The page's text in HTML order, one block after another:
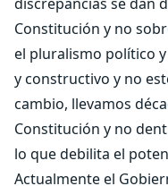
Constitución y no
el pluralismo político
y constructivo y no
cambio, llevamos
Constitución y no
lo que debilita el
Actualmente el